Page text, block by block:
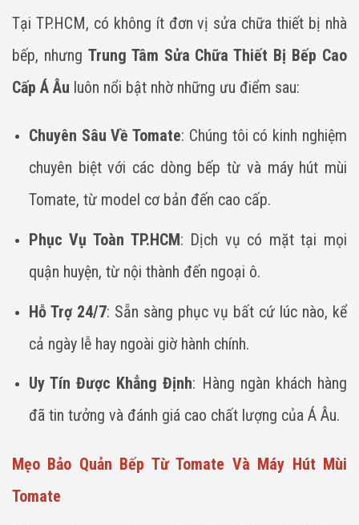
Tại TP.HCM, có không ít đơn vị sửa chữa thiết bị nhà
bếp, nhưng Trung Tâm Sửa Chữa Thiết Bị Bếp Cao
Cấp Á Âu luôn nổi bật nhờ những ưu điểm sau:
Chuyên Sâu Về Tomate: Chúng tôi có kinh nghiệm
chuyên biệt với các dòng bếp từ và máy hút mùi
Tomate, từ model cơ bản đến cao cấp.
Phục Vụ Toàn TP.HCM: Dịch vụ có mặt tại mọi
quận huyện, từ nội thành đến ngoại ô.
Hỗ Trợ 24/7: Sẵn sàng phục vụ bất cứ lúc nào, kể
cả ngày lễ hay ngoài giờ hành chính.
Uy Tín Được Khẳng Định: Hàng ngàn khách hàng
đã tin tưởng và đánh giá cao chất lượng của Á Âu.
Mẹo Bảo Quản Bếp Từ Tomate Và Máy Hút Mùi
Tomate